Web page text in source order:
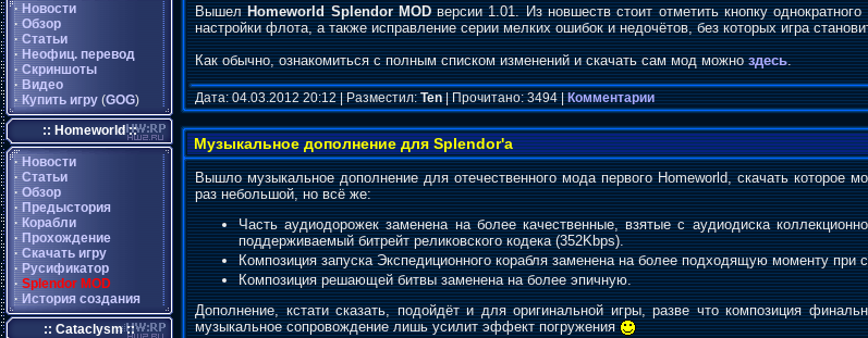
· Новости
· Обзор
· Статьи
· Неофиц. перевод
· Скриншоты
· Видео
· Купить игру (GOG)
:: Homeworld ::
· Новости
· Статьи
· Обзор
· Предыстория
· Корабли
· Прохождение
· Скачать игру
· Русификатор
· Splendor MOD
· История создания
:: Cataclysm ::
ВышелHomeworld Splendor MODверсии 1.01. Из новшеств стоит отметить кнопку
настройки флота, а также исправление серии мелких ошибок и недочётов, без которых игра
Как обычно, ознакомиться с полным списком изменений и скачать сам мод можноздесь.
Дата: 04.03.2012 20:12 | Разместил:Ten| Прочитано: 3494 |Комментарии
Музыкальное дополнение для Splendor'a
Вышло музыкальное дополнение для отечественного мода первого Homeworld, скачать которое
раз небольшой, но всё же:
Часть аудиодорожек заменена на более качественные, взятые с аудиодиска
поддерживаемый битрейт реликовского кодека (352Kbps).
Композиция запуска Экспедиционного корабля заменена на более подходящую моменту при
Композиция решающей битвы заменена на более эпичную.
Дополнение, кстати сказать, подойдёт и для оригинальной игры, разве что композиция
музыкальное сопровождение лишь усилит эффект погружения